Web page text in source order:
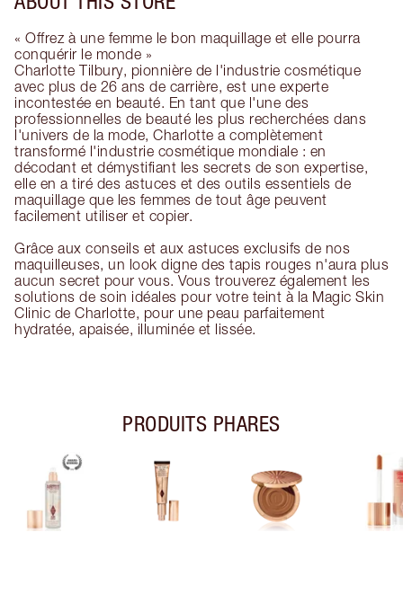
« Offrez à une femme le bon maquillage et elle pourra
conquérir le monde »
Charlotte Tilbury, pionnière de l'industrie cosmétique
avec plus de 26 ans de carrière, est une experte
incontestée en beauté. En tant que l'une des
professionnelles de beauté les plus recherchées dans
l'univers de la mode, Charlotte a complètement
transformé l'industrie cosmétique mondiale : en
décodant et démystifiant les secrets de son expertise,
elle en a tiré des astuces et des outils essentiels de
maquillage que les femmes de tout âge peuvent
facilement utiliser et copier.
Grâce aux conseils et aux astuces exclusifs de nos
maquilleuses, un look digne des tapis rouges n'aura plus
aucun secret pour vous. Vous trouverez également les
solutions de soin idéales pour votre teint à la Magic Skin
Clinic de Charlotte, pour une peau parfaitement
hydratée, apaisée, illuminée et lissée.
PRODUITS PHARES